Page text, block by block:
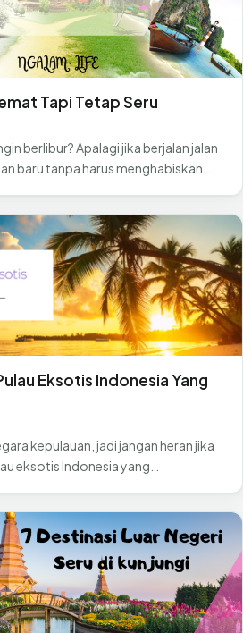
Tapi Tetap Seru
berlibur? Apalagi jika berjalan jalan
baru tanpa harus menghabiskan…
Eksotis Indonesia Yang
kepulauan, jadi jangan heran jika
eksotis Indonesia yang…